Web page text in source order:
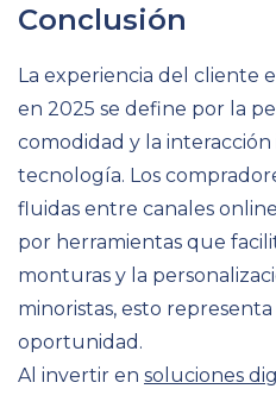
Conclusión
La experiencia del cliente
en 2025 se define por la
comodidad y la
tecnología. Los
fluidas entre canales
por herramientas que
monturas y la
minoristas, esto
oportunidad.
Al invertir en soluciones